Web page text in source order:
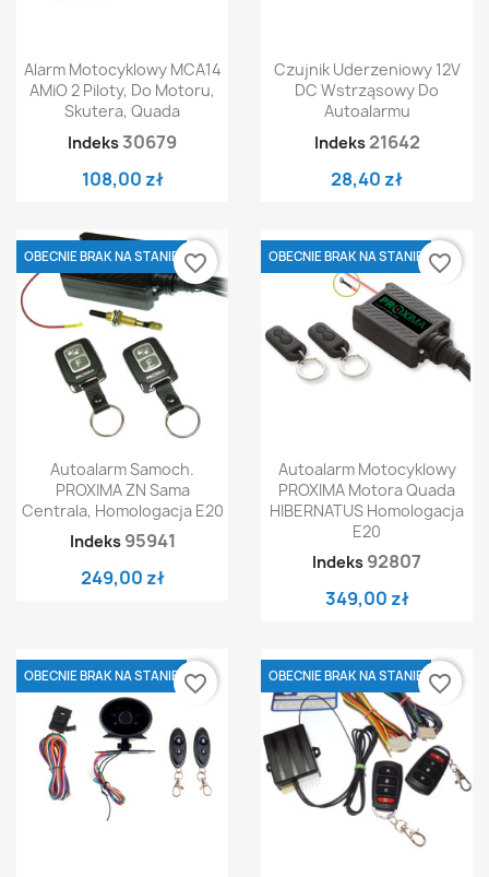
Alarm Motocyklowy MCA14
AMiO 2 Piloty, Do Motoru,
Skutera, Quada
Indeks 30679
108,00 zł
Czujnik Uderzeniowy 12V
DC Wstrząsowy Do
Autoalarmu
Indeks 21642
28,40 zł
Autoalarm Samoch.
PROXIMA ZN Sama
Centrala, Homologacja E20
Indeks 95941
249,00 zł
OBECNIE BRAK NA STANIE favorite_border
Autoalarm Motocyklowy
PROXIMA Motora Quada
HIBERNATUS Homologacja
E20
Indeks 92807
349,00 zł
OBECNIE BRAK NA STANIE favorite_border
OBECNIE BRAK NA STANIE favorite_border OBECNIE BRAK NA STANIE favorite_border